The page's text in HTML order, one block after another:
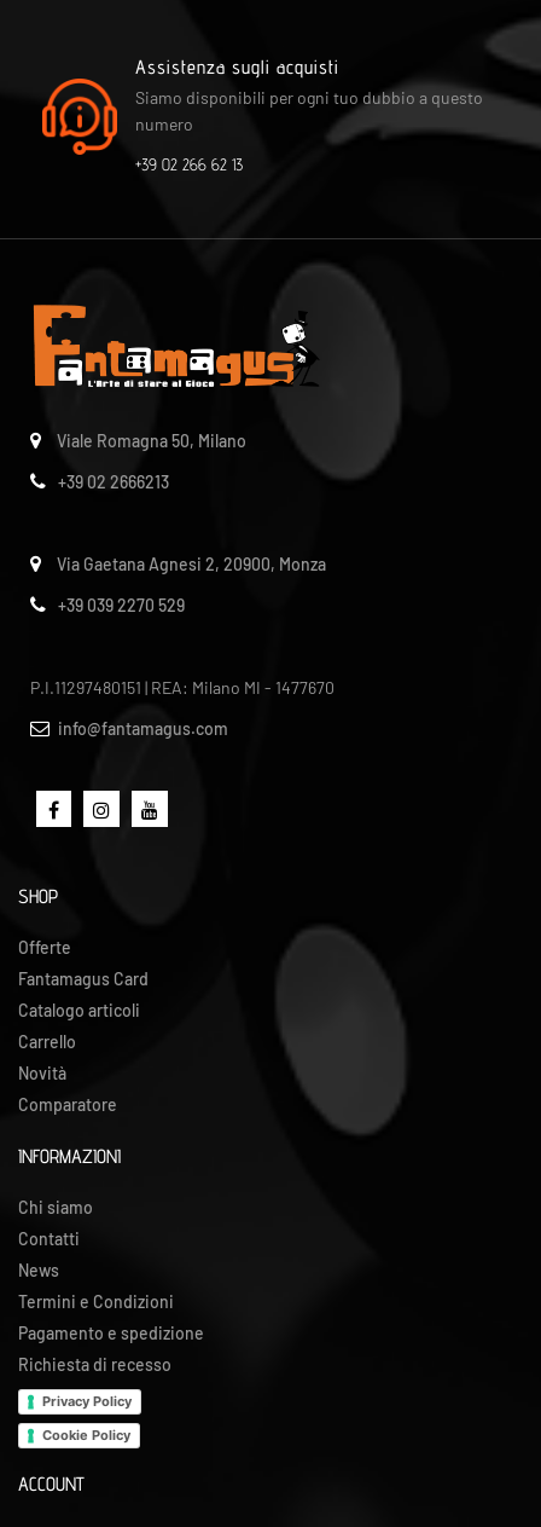
Assistenza sugli acquisti
Siamo disponibili per ogni tuo dubbio a questo
numero
+39 02 266 62 13
Viale Romagna 50, Milano
+39 02 2666213
Via Gaetana Agnesi 2, 20900, Monza
+39 039 2270 529
P.I.11297480151 | REA: Milano MI - 1477670
info@fantamagus.com
SHOP
Offerte
Fantamagus Card
Catalogo articoli
Carrello
Novità
Comparatore
INFORMAZIONI
Chi siamo
Contatti
News
Termini e Condizioni
Pagamento e spedizione
Richiesta di recesso
Privacy Policy
Cookie Policy
ACCOUNT